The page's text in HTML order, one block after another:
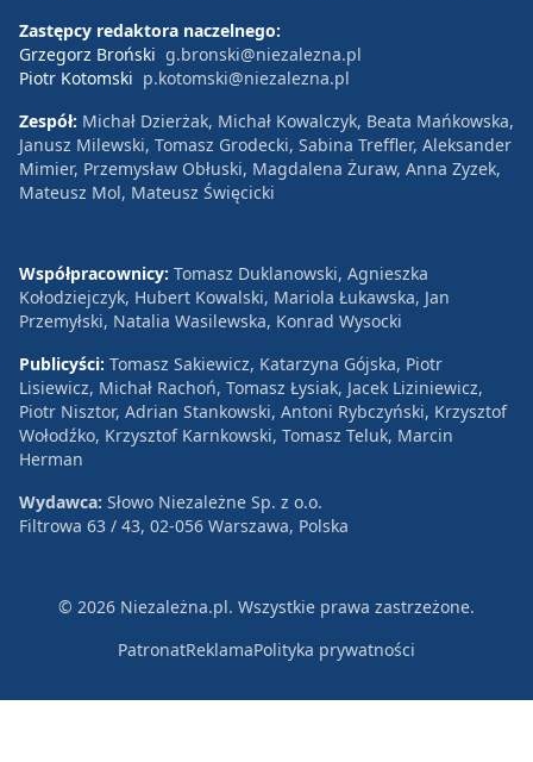
Zastępcy redaktora naczelnego:
Grzegorz Broński g.bronski@niezalezna.pl
Piotr Kotomski p.kotomski@niezalezna.pl
Zespół: Michał Dzierżak, Michał Kowalczyk, Beata Mańkowska,
Janusz Milewski, Tomasz Grodecki, Sabina Treffler, Aleksander
Mimier, Przemysław Obłuski, Magdalena Żuraw, Anna Zyzek,
Mateusz Mol, Mateusz Święcicki
Współpracownicy: Tomasz Duklanowski, Agnieszka
Kołodziejczyk, Hubert Kowalski, Mariola Łukawska, Jan
Przemyłski, Natalia Wasilewska, Konrad Wysocki
Publicyści: Tomasz Sakiewicz, Katarzyna Gójska, Piotr
Lisiewicz, Michał Rachoń, Tomasz Łysiak, Jacek Liziniewicz,
Piotr Nisztor, Adrian Stankowski, Antoni Rybczyński, Krzysztof
Wołodźko, Krzysztof Karnkowski, Tomasz Teluk, Marcin
Herman
Wydawca: Słowo Niezależne Sp. z o.o.
Filtrowa 63 / 43, 02-056 Warszawa, Polska
© 2026 Niezależna.pl. Wszystkie prawa zastrzeżone.
PatronatReklamaPolityka prywatności